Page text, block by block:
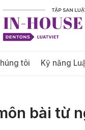
tôi Kỹ năng
bài từ